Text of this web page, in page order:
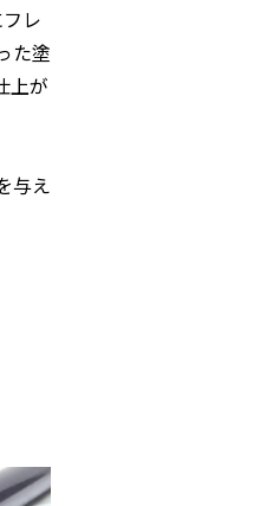
レ
た塗
上が
与え